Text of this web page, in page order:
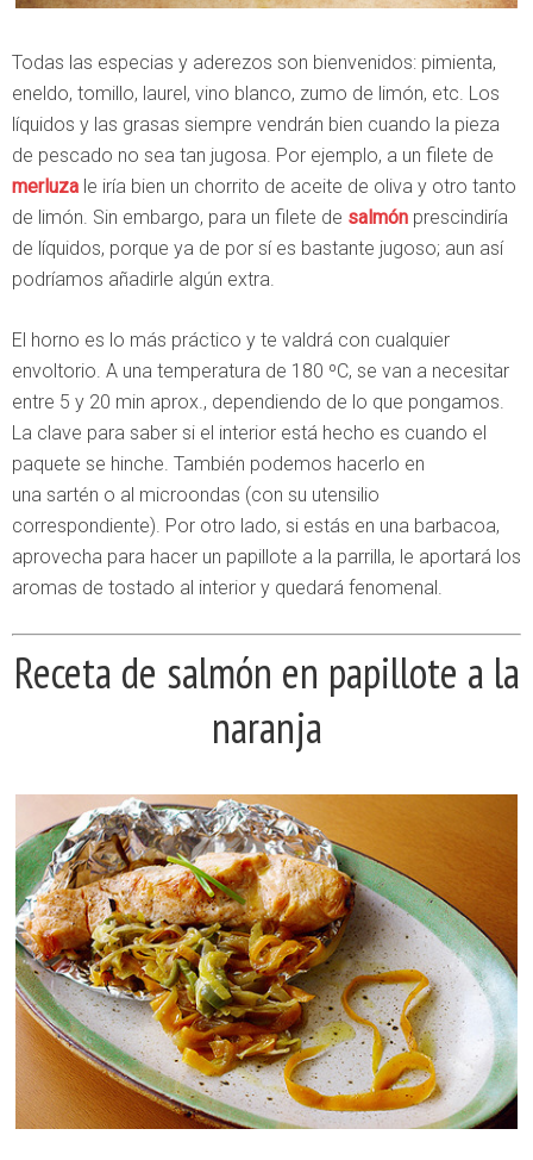
Todas las especias y aderezos son bienvenidos: pimienta,
eneldo, tomillo, laurel, vino blanco, zumo de limón, etc. Los
líquidos y las grasas siempre vendrán bien cuando la pieza
de pescado no sea tan jugosa. Por ejemplo, a un filete de
merluza le iría bien un chorrito de aceite de oliva y otro tanto
de limón. Sin embargo, para un filete de salmón prescindiría
de líquidos, porque ya de por sí es bastante jugoso; aun así
podríamos añadirle algún extra.
El horno es lo más práctico y te valdrá con cualquier
envoltorio. A una temperatura de 180 ºC, se van a necesitar
entre 5 y 20 min aprox., dependiendo de lo que pongamos.
La clave para saber si el interior está hecho es cuando el
paquete se hinche. También podemos hacerlo en
una sartén o al microondas (con su utensilio
correspondiente). Por otro lado, si estás en una barbacoa,
aprovecha para hacer un papillote a la parrilla, le aportará los
aromas de tostado al interior y quedará fenomenal.
Receta de salmón en papillote a la
naranja